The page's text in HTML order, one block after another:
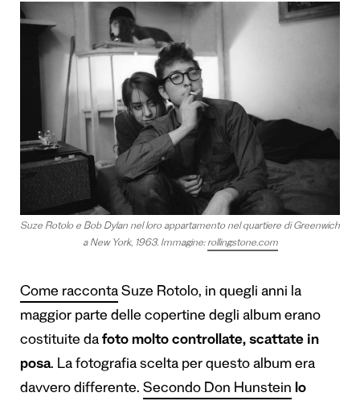
Suze Rotolo e Bob Dylan nel loro appartamento nel quartiere di Greenwich
a New York, 1963. Immagine: rollingstone.com
Come racconta Suze Rotolo, in quegli anni la
maggior parte delle copertine degli album erano
costituite da foto molto controllate, scattate in
posa. La fotografia scelta per questo album era
davvero differente. Secondo Don Hunstein lo